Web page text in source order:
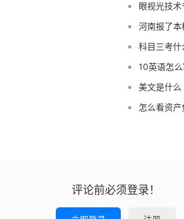
眼视光技
河南报了
科目三考什
10英语怎
美文是什么
怎么看资产
评论前必须登录！